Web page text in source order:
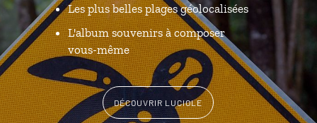
Les plus belles plages géolocalisées
L'album souvenirs à composer
vous-même
DÉCOUVRIR LUCIOLE